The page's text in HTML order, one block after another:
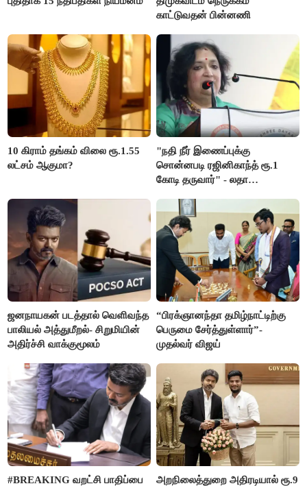
காட்டுவதன் பின்னணி
10 கிராம் தங்கம் விலை ரூ.1.55
லட்சம் ஆகுமா?
"நதி நீர் இணைப்புக்கு
சொன்னபடி ரஜினிகாந்த் ரூ.1
கோடி தருவார்" - லதா
ஜனநாயகன் படத்தால் வெளிவந்த
பாலியல் அத்துமீறல்- சிறுமியின்
அதிர்ச்சி வாக்குமூலம்
“பிரக்ஞானந்தா தமிழ்நாட்டிற்கு
பெருமை சேர்த்துள்ளார்”-
முதல்வர் விஜய்
#BREAKING வறட்சி பாதிப்பை
அறநிலைத்துறை அதிரடியால் ரூ.9